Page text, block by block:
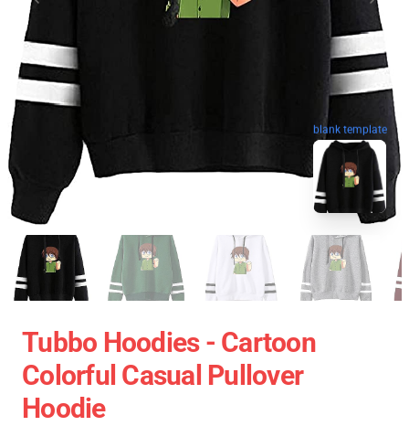
blank template
Tubbo Hoodies - Cartoon
Colorful Casual Pullover
Hoodie